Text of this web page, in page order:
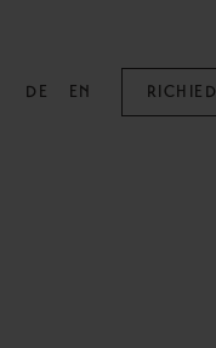
DE EN RICHIEDI